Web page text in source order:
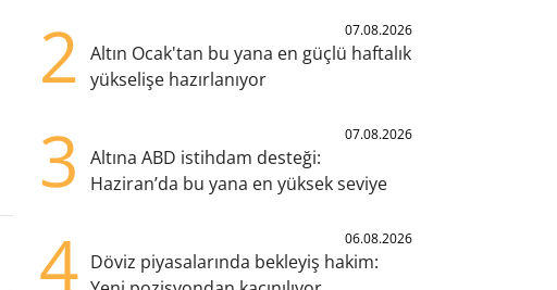
2 07.08.2026
Altın Ocak'tan bu yana en güçlü haftalık
yükselişe hazırlanıyor
3 07.08.2026
Altına ABD istihdam desteği:
Haziran’da bu yana en yüksek seviye
4 06.08.2026
Döviz piyasalarında bekleyiş hakim: